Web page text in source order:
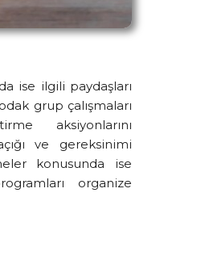
ise ilgili paydaşları
grup çalışmaları
aksiyonlarını
ve gereksinimi
konusunda ise
organize